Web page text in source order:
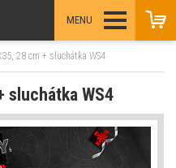
MENU
28 cm + sluchátka WS4
sluchátka WS4